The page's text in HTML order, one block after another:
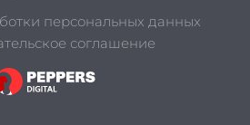
персональных данных
соглашение